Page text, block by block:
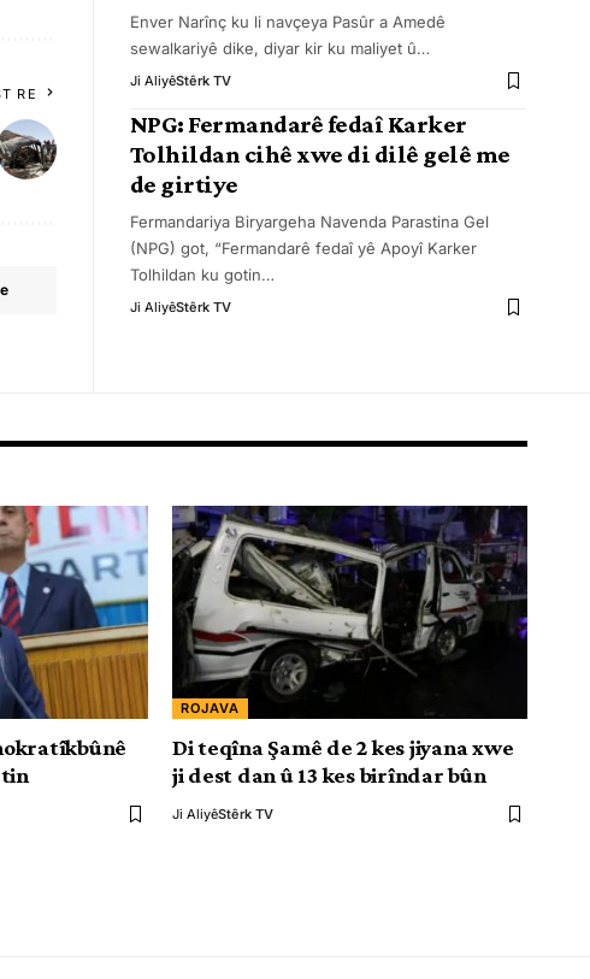
RE
Enver Narînç ku li navçeya Pasûr a Amedê
sewalkariyê dike, diyar kir ku maliyet û…
Ji AliyêStêrk TV
NPG: Fermandarê fedaî Karker
Tolhildan cihê xwe di dilê gelê me
de girtiye
Fermandariya Biryargeha Navenda Parastina Gel
(NPG) got, “Fermandarê fedaî yê Apoyî Karker
Tolhildan ku gotin…
Ji AliyêStêrk TV
ROJAVA
Di teqîna Şamê de 2 kes jiyana xwe
ji dest dan û 13 kes birîndar bûn
Ji AliyêStêrk TV